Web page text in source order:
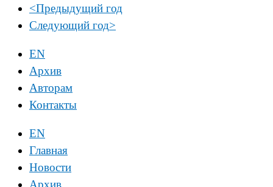
<Предыдущий год
Следующий год>
EN
Архив
Авторам
Контакты
EN
Главная
Новости